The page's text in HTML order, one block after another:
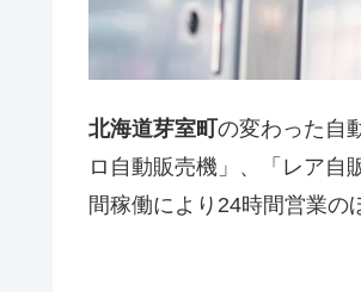
北海道芽室町 の変わった自
ロ自動販売機」、「レア自
間稼働により24時間営業の